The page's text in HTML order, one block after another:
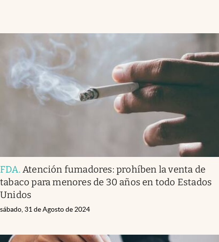
FDA.Atención fumadores: prohíben la venta de
tabaco para menores de 30 años en todo Estados
Unidos
sábado, 31 de Agosto de 2024